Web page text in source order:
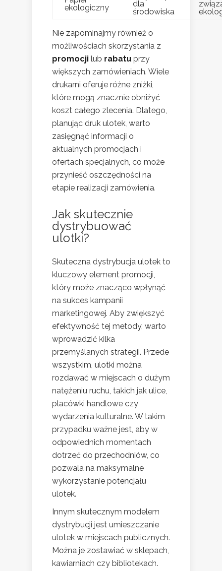
ekologiczny
dla
środowiska
Nie zapominajmy również o
możliwościach skorzystania z
promocji lub rabatu przy
większych zamówieniach. Wiele
drukarni oferuje różne zniżki,
które mogą znacznie obniżyć
koszt całego zlecenia. Dlatego,
planując druk ulotek, warto
zasięgnąć informacji o
aktualnych promocjach i
ofertach specjalnych, co może
przynieść oszczędności na
etapie realizacji zamówienia.
Jak skutecznie
dystrybuować
ulotki?
Skuteczna dystrybucja ulotek to
kluczowy element promocji,
który może znacząco wpłynąć
na sukces kampanii
marketingowej. Aby zwiększyć
efektywność tej metody, warto
wprowadzić kilka
przemyślanych strategii. Przede
wszystkim, ulotki można
rozdawać w miejscach o dużym
natężeniu ruchu, takich jak ulice,
placówki handlowe czy
wydarzenia kulturalne. W takim
przypadku ważne jest, aby w
odpowiednich momentach
dotrzeć do przechodniów, co
pozwala na maksymalne
wykorzystanie potencjału
ulotek.
Innym skutecznym modelem
dystrybucji jest umieszczanie
ulotek w miejscach publicznych.
Można je zostawiać w sklepach,
kawiarniach czy bibliotekach.